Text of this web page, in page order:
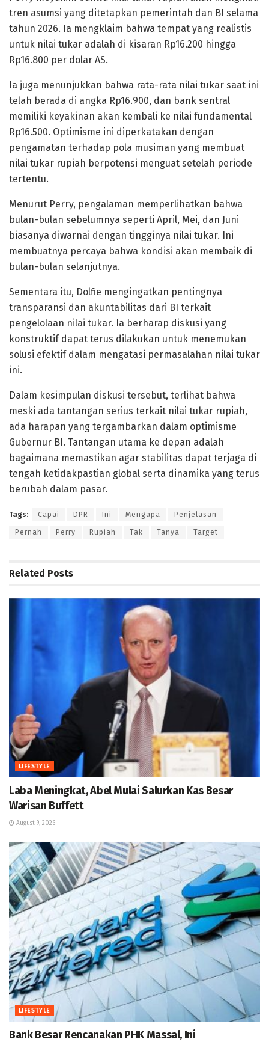
tren asumsi yang ditetapkan pemerintah dan BI selama
tahun 2026. Ia mengklaim bahwa tempat yang realistis
untuk nilai tukar adalah di kisaran Rp16.200 hingga
Rp16.800 per dolar AS.
Ia juga menunjukkan bahwa rata-rata nilai tukar saat ini
telah berada di angka Rp16.900, dan bank sentral
memiliki keyakinan akan kembali ke nilai fundamental
Rp16.500. Optimisme ini diperkatakan dengan
pengamatan terhadap pola musiman yang membuat
nilai tukar rupiah berpotensi menguat setelah periode
tertentu.
Menurut Perry, pengalaman memperlihatkan bahwa
bulan-bulan sebelumnya seperti April, Mei, dan Juni
biasanya diwarnai dengan tingginya nilai tukar. Ini
membuatnya percaya bahwa kondisi akan membaik di
bulan-bulan selanjutnya.
Sementara itu, Dolfie mengingatkan pentingnya
transparansi dan akuntabilitas dari BI terkait
pengelolaan nilai tukar. Ia berharap diskusi yang
konstruktif dapat terus dilakukan untuk menemukan
solusi efektif dalam mengatasi permasalahan nilai tukar
ini.
Dalam kesimpulan diskusi tersebut, terlihat bahwa
meski ada tantangan serius terkait nilai tukar rupiah,
ada harapan yang tergambarkan dalam optimisme
Gubernur BI. Tantangan utama ke depan adalah
bagaimana memastikan agar stabilitas dapat terjaga di
tengah ketidakpastian global serta dinamika yang terus
berubah dalam pasar.
Tags: Capai DPR Ini Mengapa Penjelasan
Pernah Perry Rupiah Tak Tanya Target
Related Posts
LIFESTYLE
Laba Meningkat, Abel Mulai Salurkan Kas Besar
Warisan Buffett
August 9, 2026
LIFESTYLE
Bank Besar Rencanakan PHK Massal, Ini